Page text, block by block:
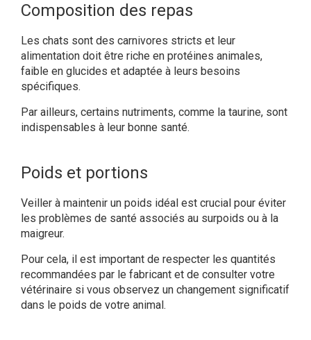
Composition des repas
Les chats sont des carnivores stricts et leur
alimentation doit être riche en protéines animales,
faible en glucides et adaptée à leurs besoins
spécifiques.
Par ailleurs, certains nutriments, comme la taurine, sont
indispensables à leur bonne santé.
Poids et portions
Veiller à maintenir un poids idéal est crucial pour éviter
les problèmes de santé associés au surpoids ou à la
maigreur.
Pour cela, il est important de respecter les quantités
recommandées par le fabricant et de consulter votre
vétérinaire si vous observez un changement significatif
dans le poids de votre animal.